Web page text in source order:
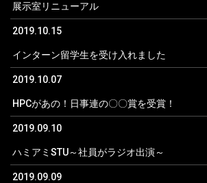
展示室リニューアル
2019.10.15
インターン留学生を受け入れました
2019.10.07
HPCがあの！日事連の〇〇賞を受賞！
2019.09.10
ハミアミSTU～社員がラジオ出演～
2019.09.09